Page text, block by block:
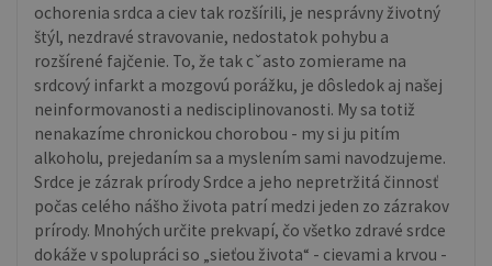
ochorenia srdca a ciev tak rozšírili, je nesprávny životný
štýl, nezdravé stravovanie, nedostatok pohybu a
rozšírené fajčenie. To, že tak cˇasto zomierame na
srdcový infarkt a mozgovú porážku, je dôsledok aj našej
neinformovanosti a nedisciplinovanosti. My sa totiž
nenakazíme chronickou chorobou - my si ju pitím
alkoholu, prejedaním sa a myslením sami navodzujeme.
Srdce je zázrak prírody Srdce a jeho nepretržitá činnosť
počas celého nášho života patrí medzi jeden zo zázrakov
prírody. Mnohých určite prekvapí, čo všetko zdravé srdce
dokáže v spolupráci so „sieťou života“ - cievami a krvou -